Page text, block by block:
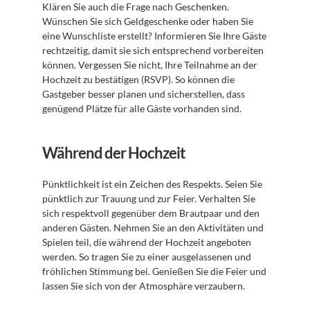
Klären Sie auch die Frage nach Geschenken.
Wünschen Sie sich Geldgeschenke oder haben Sie
eine Wunschliste erstellt? Informieren Sie Ihre Gäste
rechtzeitig, damit sie sich entsprechend vorbereiten
können. Vergessen Sie nicht, Ihre Teilnahme an der
Hochzeit zu bestätigen (RSVP). So können die
Gastgeber besser planen und sicherstellen, dass
genügend Plätze für alle Gäste vorhanden sind.
Während der Hochzeit
Pünktlichkeit ist ein Zeichen des Respekts. Seien Sie
pünktlich zur Trauung und zur Feier. Verhalten Sie
sich respektvoll gegenüber dem Brautpaar und den
anderen Gästen. Nehmen Sie an den Aktivitäten und
Spielen teil, die während der Hochzeit angeboten
werden. So tragen Sie zu einer ausgelassenen und
fröhlichen Stimmung bei. Genießen Sie die Feier und
lassen Sie sich von der Atmosphäre verzaubern.